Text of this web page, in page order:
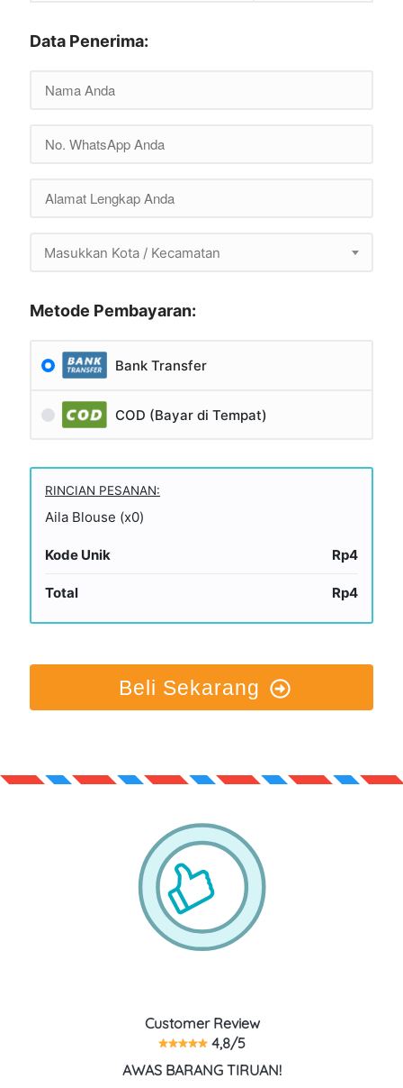
Data Penerima:
Masukkan Kota / Kecamatan
Metode Pembayaran:
Bank Transfer
COD (Bayar di Tempat)
RINCIAN PESANAN:
Aila Blouse (x0)
Kode Unik Rp4
Total Rp4
Beli Sekarang
Customer Review
4,8/5
AWAS BARANG TIRUAN!